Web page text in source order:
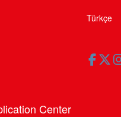
Türkçe
Center